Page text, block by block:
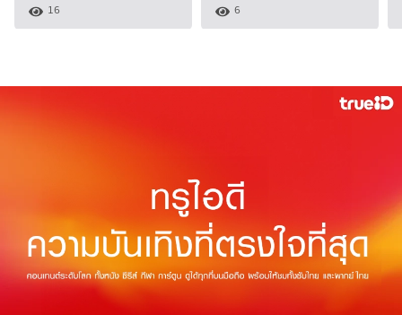
16 6